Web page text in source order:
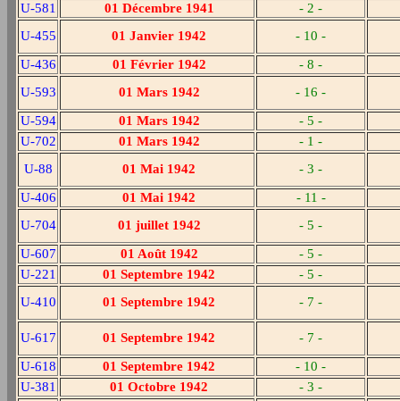
U-581
01 Décembre 1941
- 2 -
U-455
01 Janvier 1942
- 10 -
U-436
01 Février 1942
- 8 -
U-593
01 Mars 1942
- 16 -
U-594
01 Mars 1942
- 5 -
U-702
01 Mars 1942
- 1 -
U-88
01 Mai 1942
- 3 -
U-406
01 Mai 1942
- 11 -
U-704
01 juillet 1942
- 5 -
U-607
01 Août 1942
- 5 -
U-221
01 Septembre 1942
- 5 -
U-410
01 Septembre 1942 - 7 -
U-617 01 Septembre 1942
- 7 -
U-618
01 Septembre 1942
- 10 -
U-381
01 Octobre 1942 - 3 -